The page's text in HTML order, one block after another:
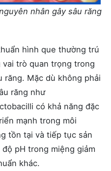
nhân gây sâu răng
hình que thường trú
trò quan trọng trong
răng. Mặc dù không phải
răng như
có khả năng đặc
mạnh trong môi
tồn tại và tiếp tục sản
pH trong miệng giảm
khác.